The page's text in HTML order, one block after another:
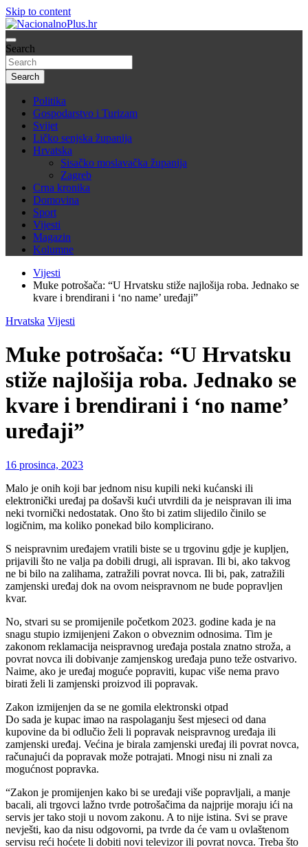
Skip to content
NacionalnoPlus.hr
Nacija želi znati više
Search
Search
Politika
Gospodarstvo i Turizam
Svijet
Ličko senjska županija
Hrvatska
Sisačko moslavačka županija
Zagreb
Crna kronika
Domovina
Sport
Vijesti
Magazin
Kolumne
Vijesti
Muke potrošača: “U Hrvatsku stiže najlošija roba. Jednako se
kvare i brendirani i ‘no name’ uređaji”
Hrvatska Vijesti
Muke potrošača: “U Hrvatsku
stiže najlošija roba. Jednako se
kvare i brendirani i ‘no name’
uređaji”
16 prosinca, 2023
Malo je onih koji bar jednom nisu kupili neki kućanski ili
elektronički uređaj pa došavši kući utvrdili da je neispravan ili ima
neki tvornički nedostatak. Ono što bi zatim slijedilo činilo se
logičnim, ma koliko ponekad bilo komplicirano.
S neispravnim uređajem vratili biste se u trgovinu gdje je kupljen,
prijavili što ne valja pa dobili drugi, ali ispravan. Ili bi, ako takvog
ne bi bilo na zalihama, zatražili povrat novca. Ili bi, pak, zatražili
zamjenski uređaj dok na ovom neispravnom ne bude popravljen
kvar.
No, stvari su se promijenile početkom 2023. godine kada je na
snagu stupio izmijenjeni Zakon o obveznim odnosima. Tim je
zakonom reklamacija neispravnog uređaja postala znatno stroža, a
povrat novca ili dobivanje zamjenskog uređaja puno teže ostvarivo.
Naime, ako je uređaj moguće popraviti, kupac više nema pravo
birati želi li zamjenski proizvod ili popravak.
Zakon izmijenjen da se ne gomila elektronski otpad
Do sada je kupac imao na raspolaganju šest mjeseci od dana
kupovine da bi odlučio želi li popravak neispravnog uređaja ili
zamjenski uređaj. Većina je birala zamjenski uređaj ili povrat novca,
računajući da popravak može potrajati. Mnogi nisu ni znali za
mogućnost popravka.
“Zakon je promijenjen kako bi se uređaji više popravljali, a manje
bacali, ali trgovci lažno tvrde potrošačima da najprije moraju ići na
servis jer tako stoji u novom zakonu. A to nije istina. Svi se prave
nevješti, kao da nisu odgovorni, pa tvrde da će vam u ovlaštenom
servisu reći hoćete li dobiti novi televizor ili povrat novca. Treba što